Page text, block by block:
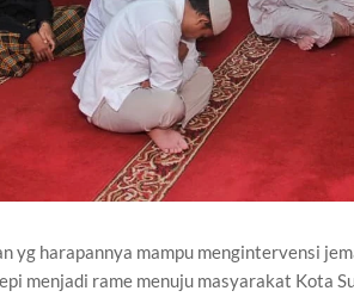
yg harapannya mampu mengintervensi
menjadi rame menuju masyarakat Kota